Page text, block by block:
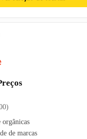
orgânicas
de marcas